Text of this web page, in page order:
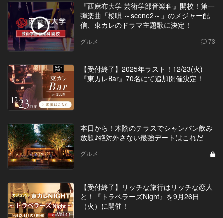
『西麻布大学 芸術学部音楽科』開校！第一
弾楽曲「桜唄 ～scene2～」のメジャー配
信、東カレのドラマ主題歌に決定！
グルメ 73
【受付終了】2025年ラスト！12/23(火)
『東カレBar』70名にて追加開催決定！
本日から！木陰のテラスでシャンパン飲み
放題♪絶対外さない最強デートはこれだ
グルメ
Vol.11
【受付終了】リッチな旅行はリッチな恋人
と！『トラベラーズNight』を9月26日
（火）に開催！